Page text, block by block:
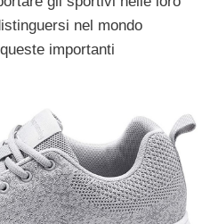
nel mondo
importanti